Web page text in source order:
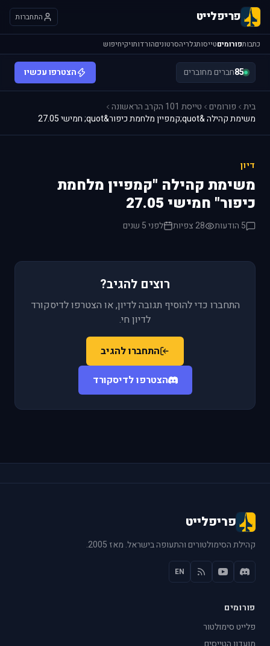
פריפלייט התחברות
כתבותפורומיםטייסותגלריהסרטוניםהורדותויקיחיפוש
85חברים מחוברים הצטרפו עכשיו
בית פורומים
טייסת 101 הקרב הראשונה
משימת קהילה &quot;קמפיין מלחמת כיפור&quot; חמישי 27.05
דיון
משימת קהילה "קמפיין מלחמת
כיפור" חמישי 27.05
5 הודעות 28 צפיות לפני 5 שנים
רוצים להגיב?
התחברו כדי להוסיף תגובה לדיון, או הצטרפו לדיסקורד
לדיון חי.
התחברו להגיב
הצטרפו לדיסקורד
פריפלייט
קהילת הסימולטורים והתעופה בישראל. מאז 2005.
EN
פורומים
פלייט סימולטור